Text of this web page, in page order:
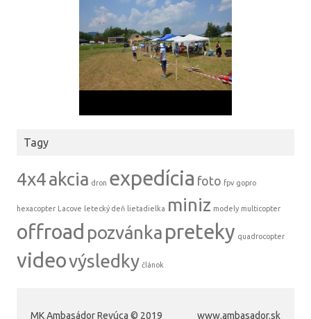
Tagy
4x4akcia dron expedícia foto fpv gopro
hexacopter Lacove letecký deň lietadielka miniz modely multicopter
offroad pozvánka preteky quadrocopter
videovýsledky článok
MK Ambasádor Revúca © 2019 www.ambasador.sk